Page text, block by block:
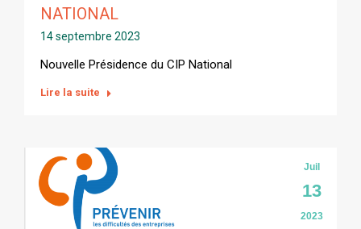
NATIONAL
14 septembre 2023
Nouvelle Présidence du CIP National
Lire la suite
Juil
13
2023